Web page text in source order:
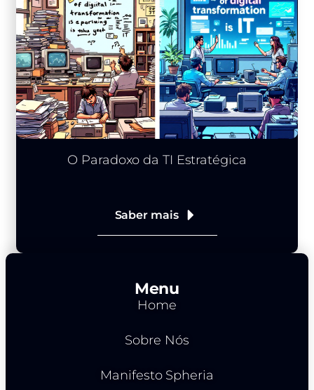
O Paradoxo da TI Estratégica
Saber mais
Menu
Home
Sobre Nós
Manifesto Spheria